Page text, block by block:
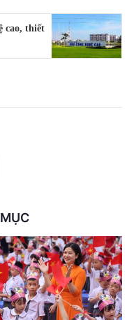
cao, thiết